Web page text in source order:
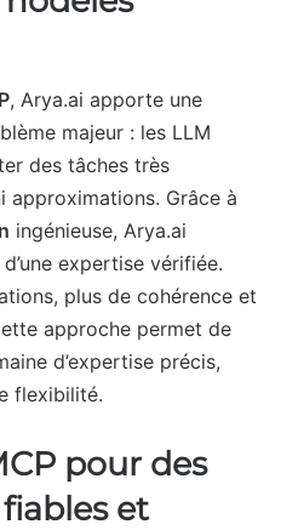
, Arya.ai apporte une
majeur : les LLM
des tâches très
approximations. Grâce à
ingénieuse, Arya.ai
expertise vérifiée.
plus de cohérence et
approche permet de
d’expertise précis,
flexibilité.
pour des
et